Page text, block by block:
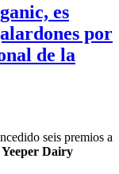
es
por
de la
seis premios a
Yeeper Dairy